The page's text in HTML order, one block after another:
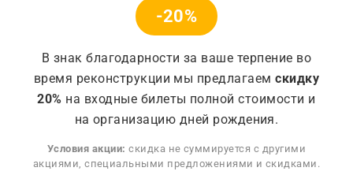
Запомнить меня
Войти
-20%
В знак благодарности за ваше терпение во
время реконструкции мы предлагаемскидку
20% на входные билеты полной стоимости и
на организацию дней рождения.
Условия акции: скидка не суммируется с другими
акциями, специальными предложениями и скидками.